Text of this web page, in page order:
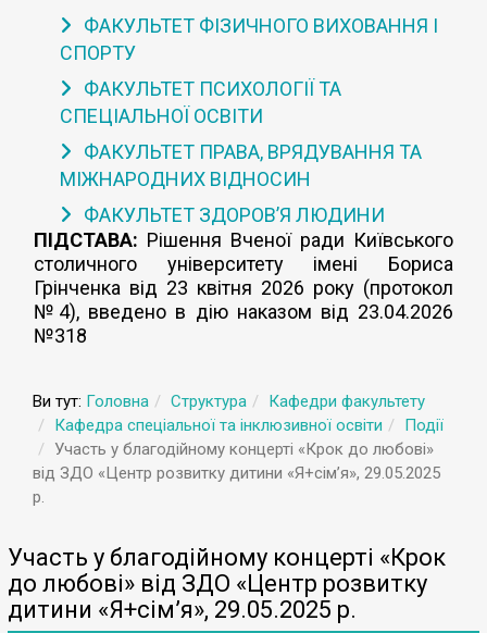
ФАКУЛЬТЕТ ФІЗИЧНОГО ВИХОВАННЯ І
СПОРТУ
ФАКУЛЬТЕТ ПСИХОЛОГІЇ ТА
СПЕЦІАЛЬНОЇ ОСВІТИ
ФАКУЛЬТЕТ ПРАВА, ВРЯДУВАННЯ ТА
МІЖНАРОДНИХ ВІДНОСИН
ФАКУЛЬТЕТ ЗДОРОВ’Я ЛЮДИНИ
ПІДСТАВА: Рішення Вченої ради Київського
столичного університету імені Бориса
Грінченка від 23 квітня 2026 року (протокол
№4), введено в дію наказом від 23.04.2026
№318
Ви тут: Головна Структура
Кафедри факультету
Кафедра спеціальної та інклюзивної освіти
Події
Участь у благодійному концерті «Крок до любові»
від ЗДО «Центр розвитку дитини «Я+сім’я», 29.05.2025
р.
Участь у благодійному концерті «Крок
до любові» від ЗДО «Центр розвитку
дитини «Я+сім’я», 29.05.2025 р.